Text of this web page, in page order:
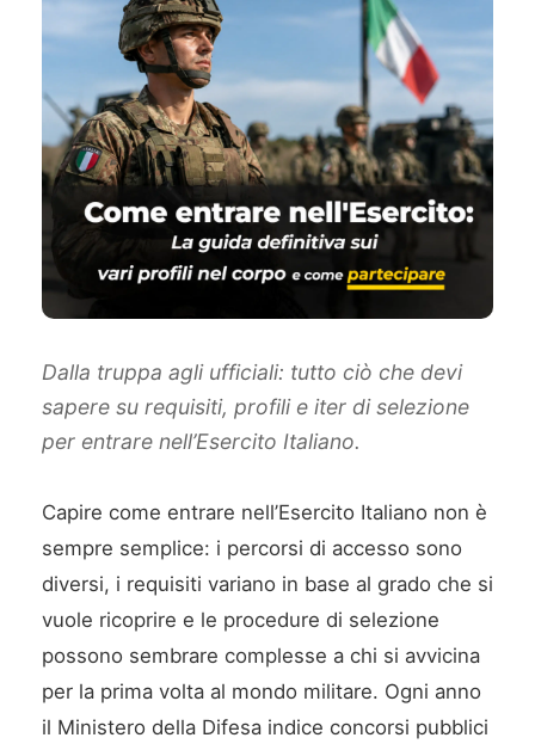
Dalla truppa agli ufficiali: tutto ciò che devi
sapere su requisiti, profili e iter di selezione
per entrare nell’Esercito Italiano.
Capire come entrare nell’Esercito Italiano non è
sempre semplice: i percorsi di accesso sono
diversi, i requisiti variano in base al grado che si
vuole ricoprire e le procedure di selezione
possono sembrare complesse a chi si avvicina
per la prima volta al mondo militare. Ogni anno
il Ministero della Difesa indice concorsi pubblici